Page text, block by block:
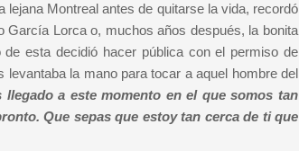
Montreal antes de quitarse la vida, recordó
García Lorca o, muchos años después, la bonita
esta decidió hacer pública con el permiso de
la mano para tocar a aquel hombre del
llegado a este momento en el que somos tan
Que sepas que estoy tan cerca de ti que